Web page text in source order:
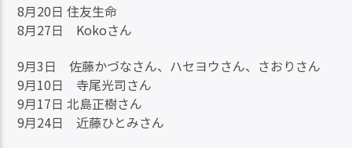
8月20日 住友生命
8月27日 Kokoさん
9月3日 佐藤かづなさん、ハセヨウさん、さおりさん
9月10日 寺尾光司さん
9月17日 北島正樹さん
9月24日 近藤ひとみさん